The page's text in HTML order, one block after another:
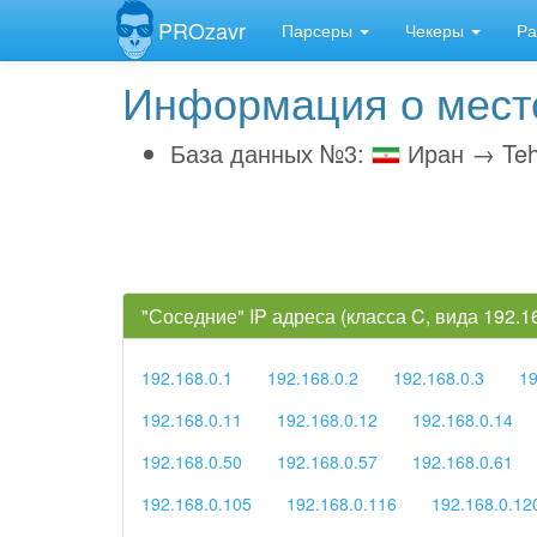
PROzavr Парсеры Чекеры
Информация о
База данных №3: Иран →
"Соседние" IP адреса (класса C, вида
192.168.0.1 192.168.0.2 192.168.0.3
192.168.0.11
192.168.0.12
192.168.0.14
192.168.0.50
192.168.0.57
192.168.0.61
192.168.0.105
192.168.0.116